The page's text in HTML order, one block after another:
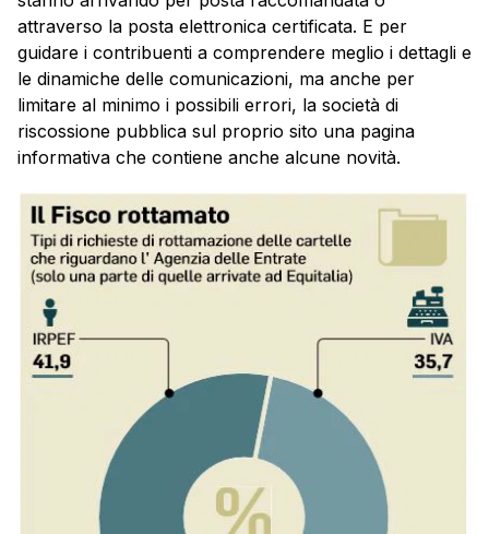
attraverso la posta elettronica certificata. E per
guidare i contribuenti a comprendere meglio i dettagli e
le dinamiche delle comunicazioni, ma anche per
limitare al minimo i possibili errori, la società di
riscossione pubblica sul proprio sito una pagina
informativa che contiene anche alcune novità.